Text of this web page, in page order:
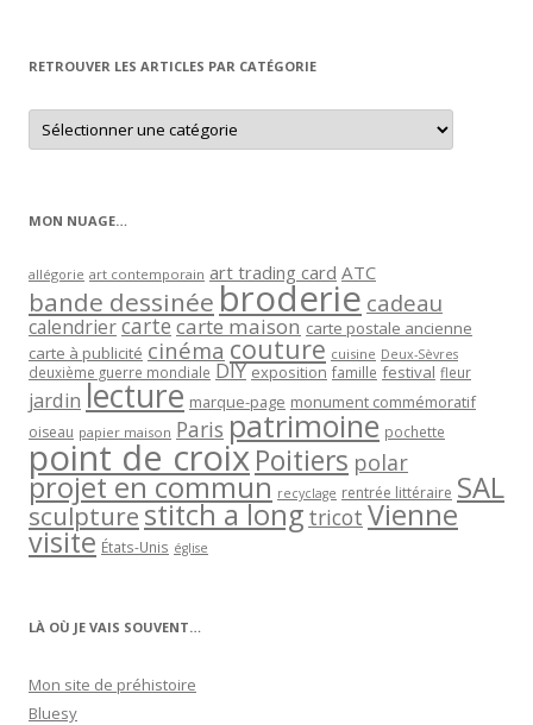
RETROUVER LES ARTICLES PAR CATÉGORIE
Retrouver
les
articles
MON NUAGE…
allégorie art contemporain art trading card ATC
bande dessinéebroderie cadeau
calendriercartecarte maison carte postale ancienne
carte à publicité cinéma couture cuisine Deux-Sèvres
deuxième guerre mondiale DIY exposition famille festival fleur
jardin lecture marque-page monument commémoratif
oiseau papier maison Paris patrimoine pochette
point de croixPoitiers polar
projet en commun recyclage rentrée littéraire SAL
sculpturestitch a long tricot Vienne
visite États-Unis église
LÀ OÙ JE VAIS SOUVENT…
Mon site de préhistoire
Bluesy